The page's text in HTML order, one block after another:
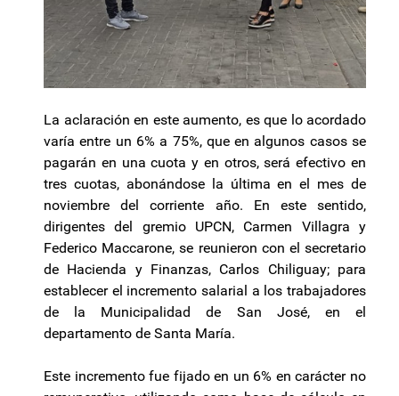
La aclaración en este aumento, es que lo acordado
varía entre un 6% a 75%, que en algunos casos se
pagarán en una cuota y en otros, será efectivo en
tres cuotas, abonándose la última en el mes de
noviembre del corriente año. En este sentido,
dirigentes del gremio UPCN, Carmen Villagra y
Federico Maccarone, se reunieron con el secretario
de Hacienda y Finanzas, Carlos Chiliguay; para
establecer el incremento salarial a los trabajadores
de la Municipalidad de San José, en el
departamento de Santa María.
Este incremento fue fijado en un 6% en carácter no